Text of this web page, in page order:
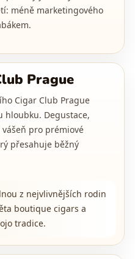
méně marketingového
Prague
Cigar Club Prague
hloubku. Degustace,
pro prémiové
přesahuje běžný
z nejvlivnějších rodin
boutique cigars a
tradice.